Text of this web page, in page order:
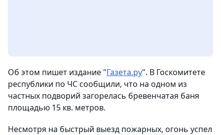
Об этом пишет издание "Газета.ру". В Госкомитете
республики по ЧС сообщили, что на одном из
частных подворий загорелась бревенчатая баня
площадью 15 кв. метров.
Несмотря на быстрый выезд пожарных, огонь успел